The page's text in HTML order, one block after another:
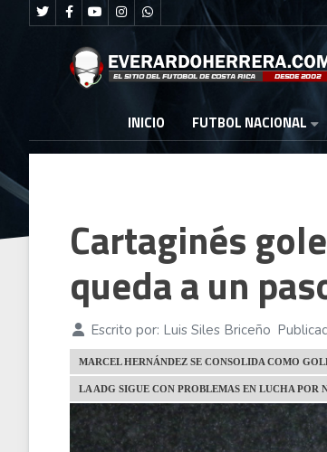
INICIO FUTBOL NACIONAL
Cartaginés
queda a un
Escrito por: Luis Siles Briceño
MARCEL HERNÁNDEZ SE CONSOLIDA COMO
LA ADG SIGUE CON PROBLEMAS EN LUCHA POR